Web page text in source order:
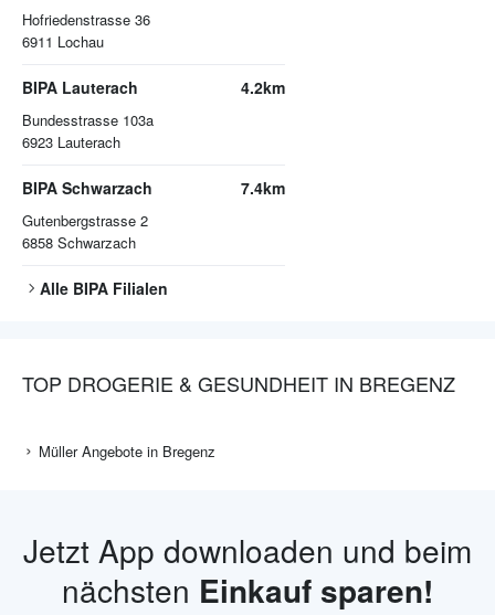
Hofriedenstrasse 36
6911 Lochau
BIPA Lauterach
Bundesstrasse 103a
6923 Lauterach
4.2km
BIPA Schwarzach
Gutenbergstrasse 2
6858 Schwarzach
7.4km
Alle BIPA Filialen
TOP DROGERIE & GESUNDHEIT IN BREGENZ
Müller Angebote in Bregenz
Jetzt App downloaden und beim
nächsten Einkauf sparen!